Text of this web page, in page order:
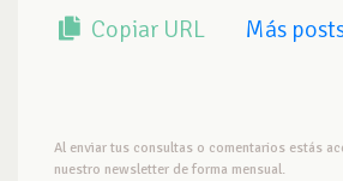
Copiar URL Más
Al enviar tus consultas o comentarios estás
nuestro newsletter de forma mensual.